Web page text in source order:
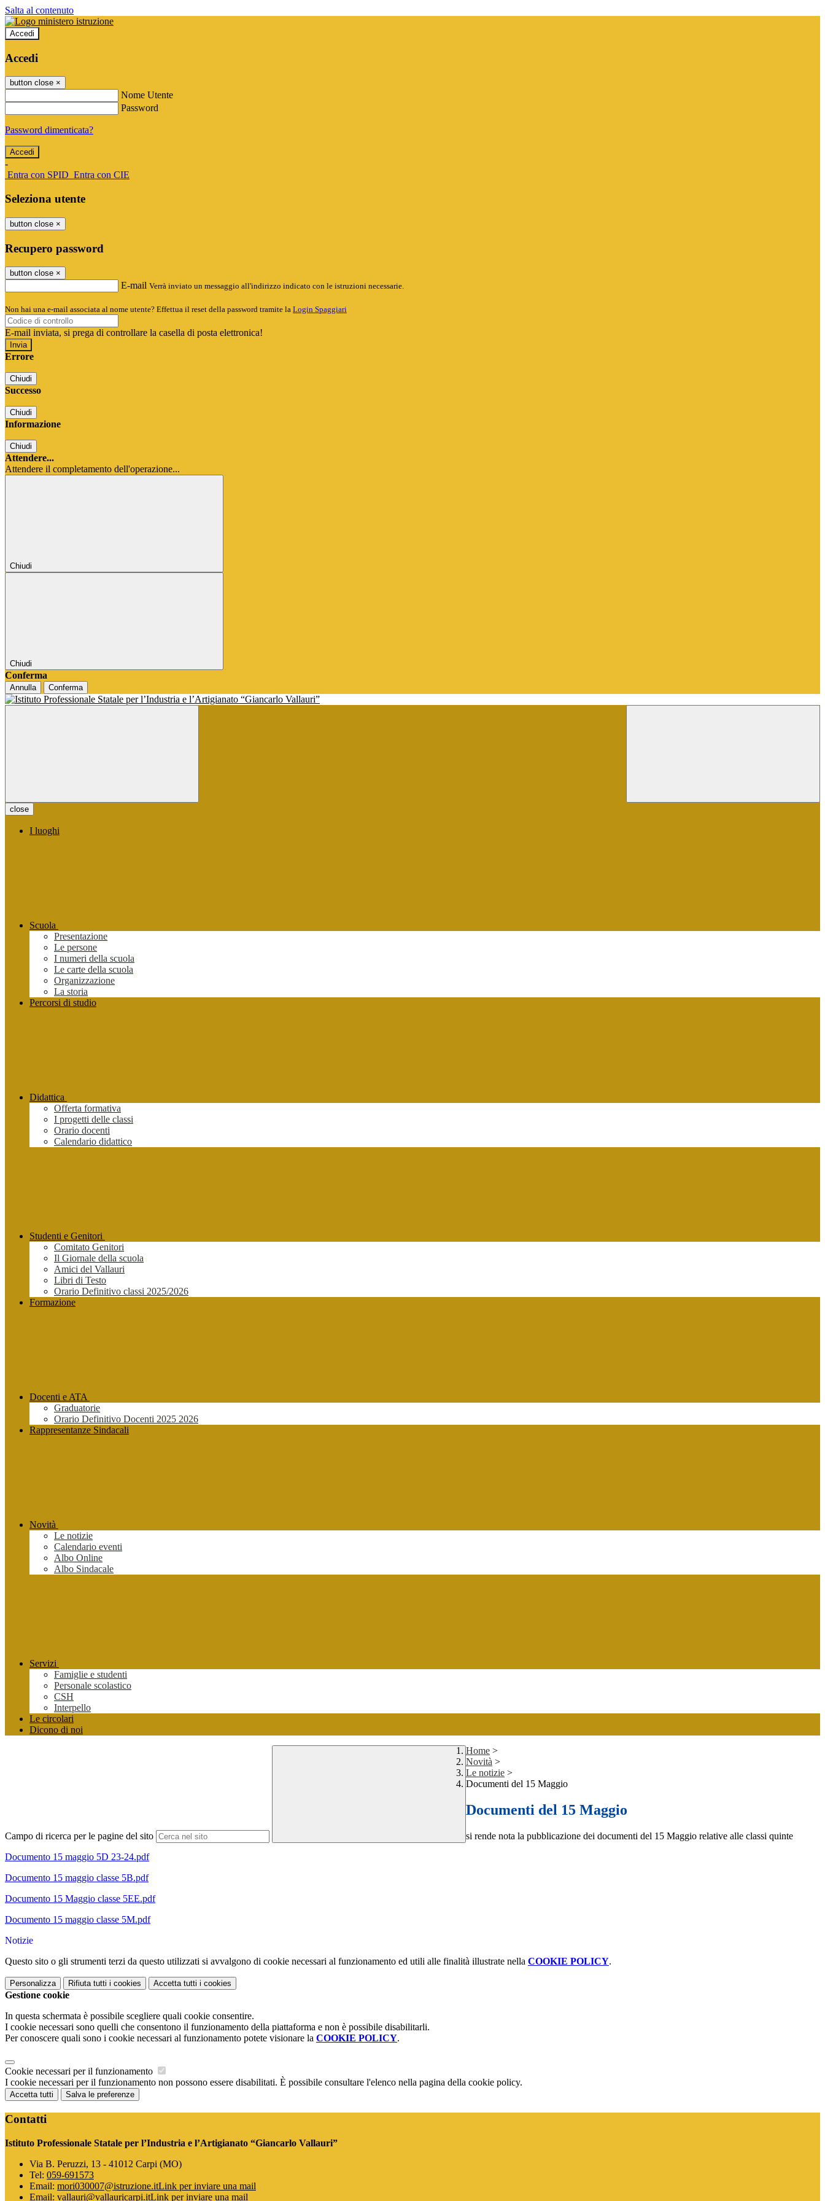
Salta al contenuto
Accedi
Accedi
button close ×
Nome Utente
Password
Password dimenticata?
-
Entra con SPID Entra con CIE
Seleziona utente
button close ×
Recupero password
button close ×
E-mail Verrà inviato un messaggio all'indirizzo indicato con le istruzioni necessarie.
Non hai una e-mail associata al nome utente? Effettua il reset della password tramite la Login Spaggiari
E-mail inviata, si prega di controllare la casella di posta elettronica!
Errore
Chiudi
Successo
Chiudi
Informazione
Chiudi
Attendere...
Attendere il completamento dell'operazione...
Chiudi
Chiudi
Conferma
Annulla Conferma
close
I luoghi
Scuola
Presentazione
Le persone
I numeri della scuola
Le carte della scuola
Organizzazione
La storia
Percorsi di studio
Didattica
Offerta formativa
I progetti delle classi
Orario docenti
Calendario didattico
Studenti e Genitori
Comitato Genitori
Il Giornale della scuola
Amici del Vallauri
Libri di Testo
Orario Definitivo classi 2025/2026
Formazione
Docenti e ATA
Graduatorie
Orario Definitivo Docenti 2025 2026
Rappresentanze Sindacali
Novità
Le notizie
Calendario eventi
Albo Online
Albo Sindacale
Servizi
Famiglie e studenti
Personale scolastico
CSH
Interpello
Le circolari
Dicono di noi
Campo di ricerca per le pagine del sito
Home >
Novità >
Le notizie >
Documenti del 15 Maggio
Documenti del 15 Maggio
si rende nota la pubblicazione dei documenti del 15 Maggio relative alle classi quinte
Documento 15 maggio 5D 23-24.pdf
Documento 15 maggio classe 5B.pdf
Documento 15 Maggio classe 5EE.pdf
Documento 15 maggio classe 5M.pdf
Notizie
Questo sito o gli strumenti terzi da questo utilizzati si avvalgono di cookie necessari al funzionamento ed utili alle finalità illustrate nella COOKIE POLICY.
Personalizza Rifiuta tutti i cookies Accetta tutti i cookies
Gestione cookie
In questa schermata è possibile scegliere quali cookie consentire.
I cookie necessari sono quelli che consentono il funzionamento della piattaforma e non è possibile disabilitarli.
Per conoscere quali sono i cookie necessari al funzionamento potete visionare la COOKIE POLICY.
Cookie necessari per il funzionamento
I cookie necessari per il funzionamento non possono essere disabilitati. È possibile consultare l'elenco nella pagina della cookie policy.
Accetta tutti Salva le preferenze
Contatti
Istituto Professionale Statale per l’Industria e l’Artigianato “Giancarlo Vallauri”
Via B. Peruzzi, 13 - 41012 Carpi (MO)
Tel: 059-691573
Email: mori030007@istruzione.itLink per inviare una mail
Email: vallauri@vallauricarpi.itLink per inviare una mail